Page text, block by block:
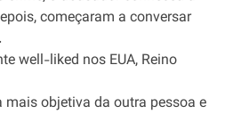
começaram a conversar
well-liked nos EUA, Reino
mais objetiva da outra pessoa e